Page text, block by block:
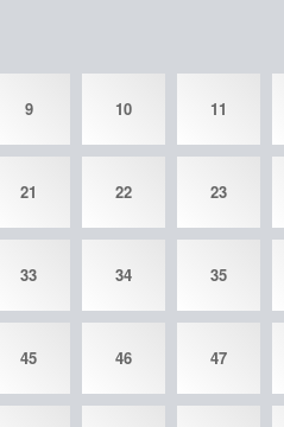
9 10 11
21 22 23
33 34 35
45 46 47